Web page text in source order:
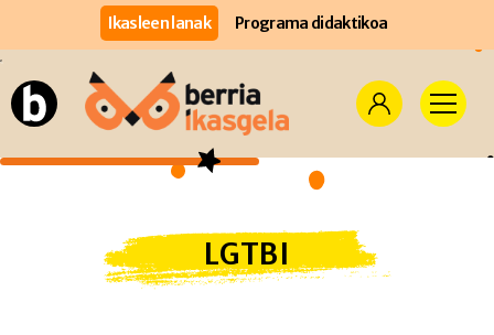
Ikasleen lanak Programa didaktikoa
LGTBI